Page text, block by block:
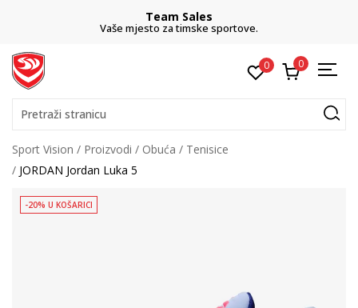
Team Sales
Vaše mjesto za timske sportove.
0 0
Pretraži stranicu
Sport Vision Proizvodi Obuća
Tenisice
JORDAN Jordan Luka 5
-20% U KOŠARICI